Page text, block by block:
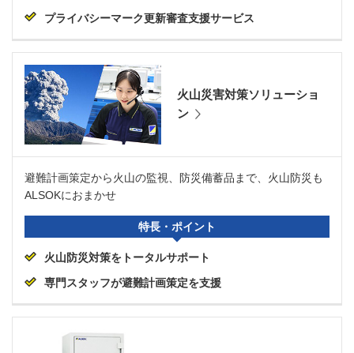
プライバシーマーク更新審査支援サービス
火山災害対策ソリューショ
ン
避難計画策定から火山の監視、防災備蓄品まで、火山防災も
ALSOKにおまかせ
特長・ポイント
火山防災対策をトータルサポート
専門スタッフが避難計画策定を支援